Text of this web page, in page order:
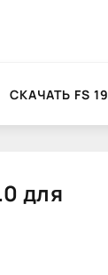
СКАЧАТЬ FS 19
для